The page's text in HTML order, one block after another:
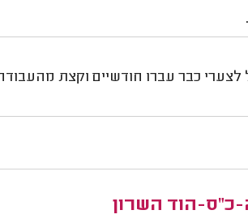
כבר עברו חודשיים וקצת
כ"ס-הוד השרון